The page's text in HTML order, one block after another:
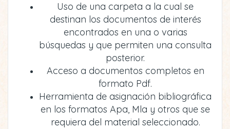
Uso de una carpeta a la cual se
destinan los documentos de interés
encontrados en una o varias
búsquedas y que permiten una consulta
posterior.
Acceso a documentos completos en
formato Pdf.
Herramienta de asignación bibliográfica
en los formatos Apa, Mla y otros que se
requiera del material seleccionado.